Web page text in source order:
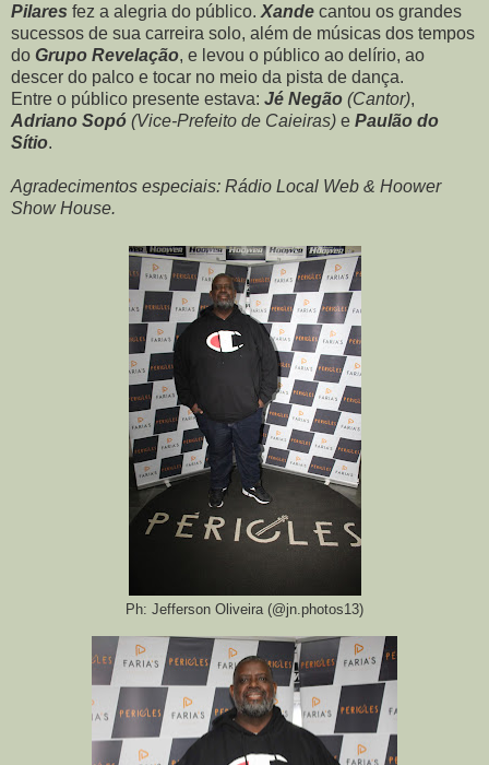
Pilares fez a alegria do público. Xande cantou os grandes
sucessos de sua carreira solo, além de músicas dos tempos
do Grupo Revelação, e levou o público ao delírio, ao
descer do palco e tocar no meio da pista de dança.
Entre o público presente estava: Jé Negão (Cantor),
Adriano Sopó (Vice-Prefeito de Caieiras) e Paulão do
Sítio.
Agradecimentos especiais: Rádio Local Web & Hoower
Show House.
Ph: Jefferson Oliveira (@jn.photos13)